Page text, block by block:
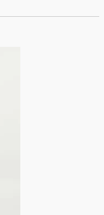
スになった」と感じた保
購入した」と価値を実感
あってよい」と回答。チ